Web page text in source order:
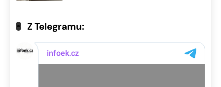
Z Telegramu: